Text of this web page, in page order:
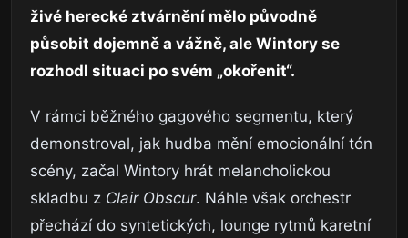
živé herecké ztvárnění mělo původně
působit dojemně a vážně, ale Wintory se
rozhodl situaci po svém „okořenit“.
V rámci běžného gagového segmentu, který
demonstroval, jak hudba mění emocionální tón
scény, začal Wintory hrát melancholickou
skladbu z Clair Obscur. Náhle však orchestr
přechází do syntetických, lounge rytmů karetní